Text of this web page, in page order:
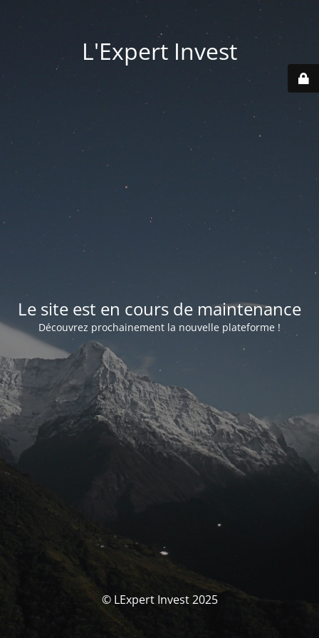
L'Expert Invest
Le site est en cours de maintenance
Découvrez prochainement la nouvelle plateforme !
© LExpert Invest 2025